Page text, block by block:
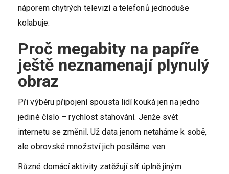
náporem chytrých televizí a telefonů jednoduše
kolabuje.
Proč megabity na papíře
ještě neznamenají plynulý
obraz
Při výběru připojení spousta lidí kouká jen na jedno
jediné číslo – rychlost stahování. Jenže svět
internetu se změnil. Už data jenom netaháme k sobě,
ale obrovské množství jich posíláme ven.
Různé domácí aktivity zatěžují síť úplně jiným